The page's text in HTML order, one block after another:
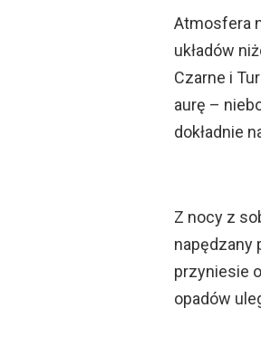
Atmosfera
układów
Czarne i
aurę –
dokładnie
Z nocy z
napędzany
przyniesie
opadów